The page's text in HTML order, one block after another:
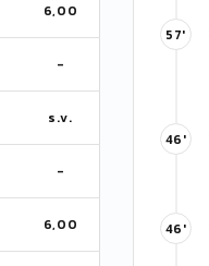
6,00
-
s.v.
-
6,00
57'
46'
46'